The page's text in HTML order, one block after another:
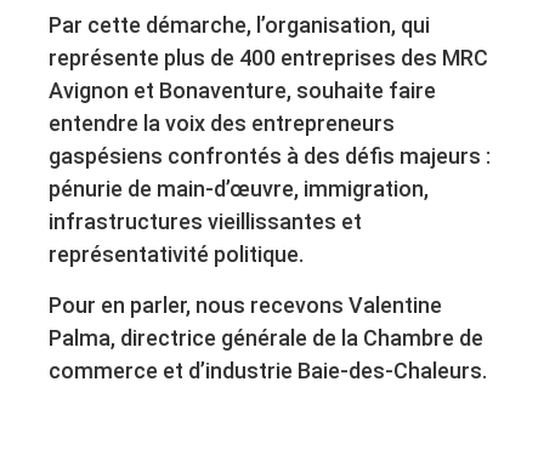
Par cette démarche, l’organisation, qui
représente plus de 400 entreprises des MRC
Avignon et Bonaventure, souhaite faire
entendre la voix des entrepreneurs
gaspésiens confrontés à des défis majeurs :
pénurie de main-d’œuvre, immigration,
infrastructures vieillissantes et
représentativité politique.
Pour en parler, nous recevons Valentine
Palma, directrice générale de la Chambre de
commerce et d’industrie Baie-des-Chaleurs.